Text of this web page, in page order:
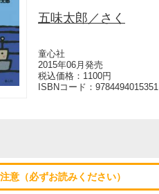
五味太郎／さく
童心社
2015年06月発売
税込価格：1100円
ISBNコード： 9784494015351
意（必ずお読みください）